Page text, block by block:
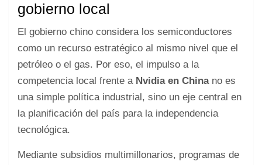
gobierno local
El gobierno chino considera los semiconductores
como un recurso estratégico al mismo nivel que el
petróleo o el gas. Por eso, el impulso a la
competencia local frente a Nvidia en Chinano es
una simple política industrial, sino un eje central en
la planificación del país para la independencia
tecnológica.
Mediante subsidios multimillonarios, programas de